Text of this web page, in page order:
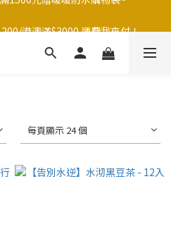
每頁顯示 24 個